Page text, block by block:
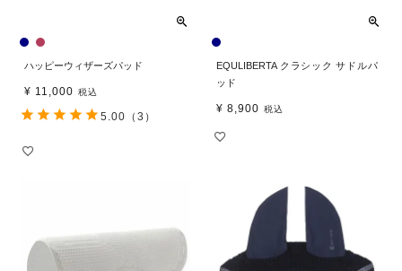
ハッピーウィザーズパッド
¥ 11,000 税込
5.00 （3）
EQULIBERTA クラシック サドルパ
ッド
¥ 8,900 税込